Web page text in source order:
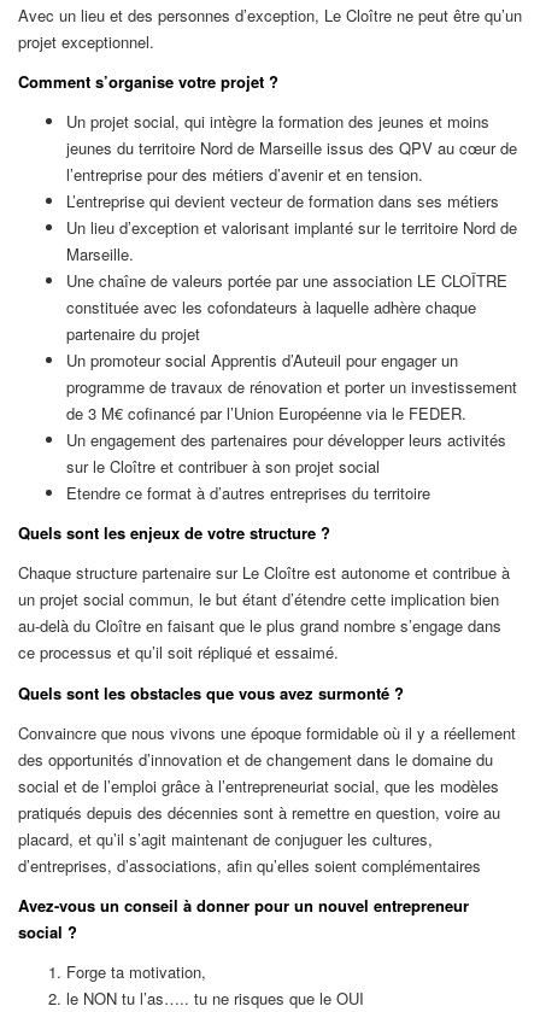
Avec un lieu et des personnes d’exception, Le Cloître ne peut être qu’un
projet exceptionnel.
Comment s’organise votre projet ?
Un projet social, qui intègre la formation des jeunes et moins
jeunes du territoire Nord de Marseille issus des QPV au cœur de
l’entreprise pour des métiers d’avenir et en tension.
L’entreprise qui devient vecteur de formation dans ses métiers
Un lieu d’exception et valorisant implanté sur le territoire Nord de
Marseille.
Une chaîne de valeurs portée par une association LE CLOÎTRE
constituée avec les cofondateurs à laquelle adhère chaque
partenaire du projet
Un promoteur social Apprentis d’Auteuil pour engager un
programme de travaux de rénovation et porter un investissement
de 3 M€ cofinancé par l’Union Européenne via le FEDER.
Un engagement des partenaires pour développer leurs activités
sur le Cloître et contribuer à son projet social
Etendre ce format à d’autres entreprises du territoire
Quels sont les enjeux de votre structure ?
Chaque structure partenaire sur Le Cloître est autonome et contribue à
un projet social commun, le but étant d’étendre cette implication bien
au-delà du Cloître en faisant que le plus grand nombre s’engage dans
ce processus et qu’il soit répliqué et essaimé.
Quels sont les obstacles que vous avez surmonté ?
Convaincre que nous vivons une époque formidable où il y a réellement
des opportunités d’innovation et de changement dans le domaine du
social et de l’emploi grâce à l’entrepreneuriat social, que les modèles
pratiqués depuis des décennies sont à remettre en question, voire au
placard, et qu’il s’agit maintenant de conjuguer les cultures,
d’entreprises, d’associations, afin qu’elles soient complémentaires
Avez-vous un conseil à donner pour un nouvel entrepreneur
social ?
Forge ta motivation,
le NON tu l’as….. tu ne risques que le OUI